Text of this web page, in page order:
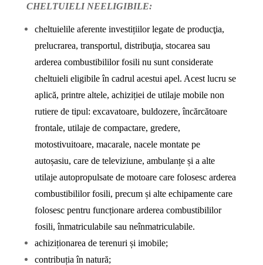
CHELTUIELI NEELIGIBILE:
cheltuielile aferente investițiilor legate de producţia,
prelucrarea, transportul, distribuţia, stocarea sau
arderea combustibililor fosili nu sunt considerate
cheltuieli eligibile în cadrul acestui apel. Acest lucru se
aplică, printre altele, achiziției de utilaje mobile non
rutiere de tipul: excavatoare, buldozere, încărcătoare
frontale, utilaje de compactare, gredere,
motostivuitoare, macarale, nacele montate pe
autoșasiu, care de televiziune, ambulanțe și a alte
utilaje autopropulsate de motoare care folosesc arderea
combustibililor fosili, precum și alte echipamente care
folosesc pentru funcționare arderea combustibililor
fosili, înmatriculabile sau neînmatriculabile.
achiziționarea de terenuri și imobile;
contribuția în natură;